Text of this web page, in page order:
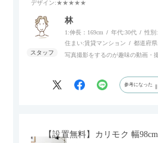
個人的にはコードレス＆充電式なので
にせず、好きな場所に置けるのが画期
デザイン:★★★★★
林
1:伸長：169cm 年代:30代 性別:
住まい:賃貸マンション 都道府
写真撮影をするのが趣味の動画・
参考になった
【設置無料】カリモク 幅